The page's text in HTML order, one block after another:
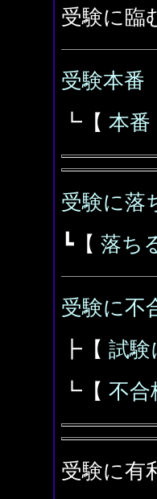
受験に臨
受験本番
┗【 本番
受験に落
┗【 落ち
受験に不
┣【 試験
┗【 不合
受験に有